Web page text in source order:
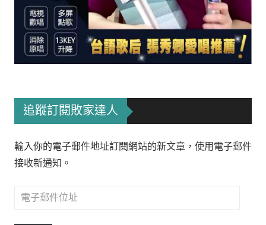
追蹤訂閱敗家達人
輸入你的電子郵件地址訂閱網站的新文章，使用電子郵件
接收新通知。
電